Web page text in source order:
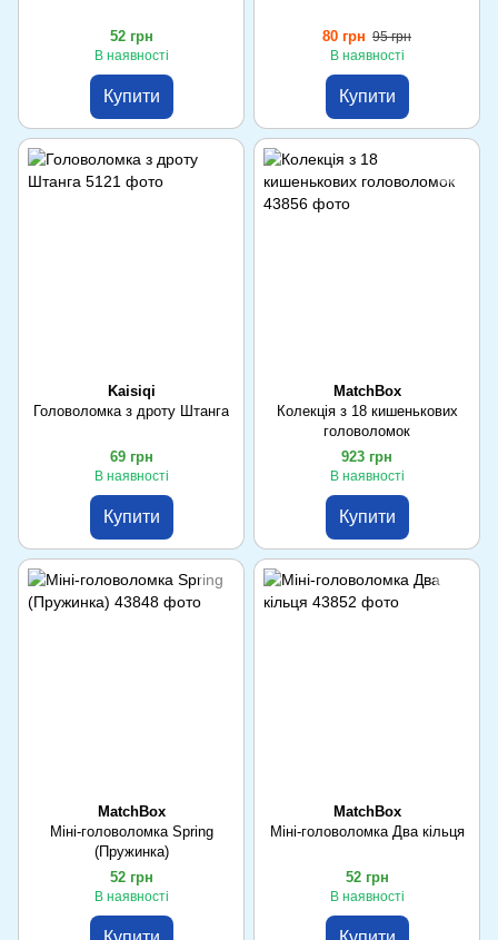
52 грн
В наявності
Купити
80 грн 95 грн
В наявності
Купити
Kaisiqi
Головоломка з дроту Штанга
69 грн
В наявності
Купити
MatchBox
Колекція з 18 кишенькових
головоломок
923 грн
В наявності
Купити
MatchBox
Міні-головоломка Spring
(Пружинка)
52 грн
В наявності
MatchBox
Міні-головоломка Два кільця
52 грн
В наявності